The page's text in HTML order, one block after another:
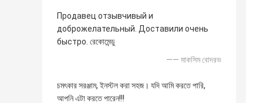
Продавец отзывчивый и
доброжелательный. Доставили очень
быстро. রেকোমেন্ডু
—— মাকসিম বোদরভ
চমৎকার সরঞ্জাম, ইনস্টল করা সহজ। যদি আমি করতে পারি,
আপনি এটা করতে পারেন!!!